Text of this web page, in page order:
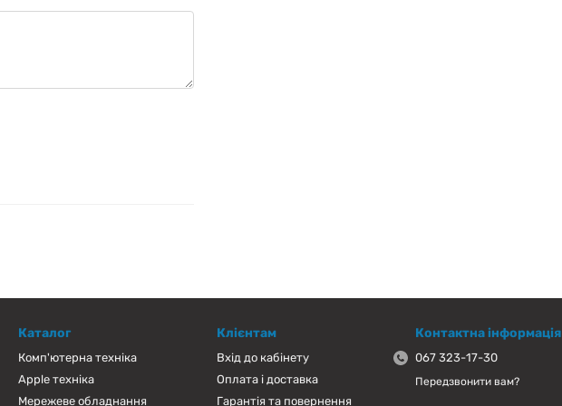
Каталог
Комп'ютерна техніка
Apple техніка
Мережеве обладнання
Клієнтам
Вхід до кабінету
Оплата і доставка
Гарантія та повернення
Контактна інформація
067 323-17-30
Передзвонити вам?